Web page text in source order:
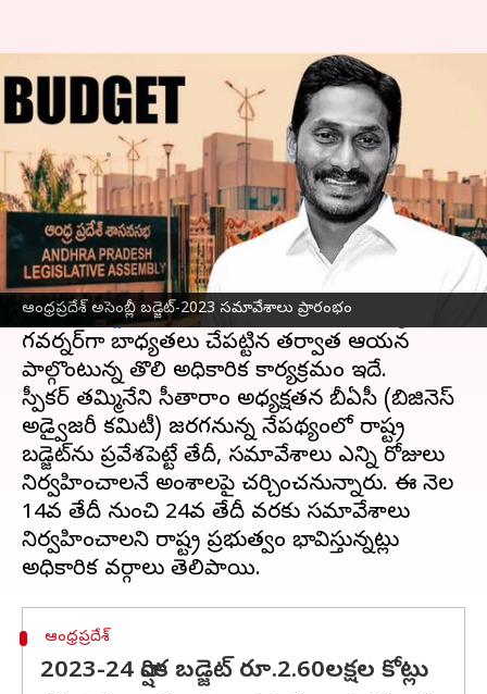
ఆంధ్రప్రదేశ్ అసెంబ్లీ బడ్జెట్-2023 సమావేశాలు ప్రారంభం
ఆంధ్రప్రదేశ్ అసెంబ్లీ బడ్జెట్-2023
సమావేశాలు ప్రారంభం
వ్రాసిన వారు Stalin Mar 14, 2023
ఈ వార్తాకథనం ఏంటి
ఆంధ్రప్రదేశ్ అసెంబ్లీ బడ్జెట్ సమావేశాలుమంగళవారం
ప్రారంభమయ్యాయి. ఉదయం 10 గంటలకు రాష్ట్ర
గవర్నర్ అబ్దుల్ నజీర్ ప్రసంగంతో మొదలయ్యాయి.
గవర్నర్‌గా బాధ్యతలు చేపట్టిన తర్వాత ఆయన
పాల్గొంటున్న తొలి అధికారిక కార్యక్రమం ఇదే.
స్పీకర్ తమ్మినేని సీతారాం అధ్యక్షతన బీఏసీ (బిజినెస్
అడ్వైజరీ కమిటీ) జరగనున్న నేపథ్యంలో రాష్ట్ర
బడ్జెట్‌ను ప్రవేశపెట్టే తేదీ, సమావేశాలు ఎన్ని రోజులు
నిర్వహించాలనే అంశాలపై చర్చించనున్నారు. ఈ నెల
14వ తేదీ నుంచి 24వ తేదీ వరకు సమావేశాలు
నిర్వహించాలని రాష్ట్ర ప్రభుత్వం భావిస్తున్నట్లు
ఆంధ్రప్రదేశ్
2023-24 వార్షిక బడ్జెట్ రూ.2.60లక్షల కోట్లు